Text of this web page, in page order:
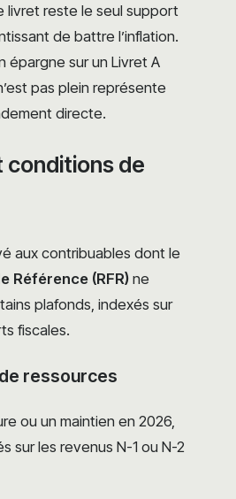
livret reste le seul support
de battre l’inflation.
épargne sur un Livret A
pas plein représente
directe.
conditions de
aux contribuables dont le
Référence (RFR) ne
plafonds, indexés sur
fiscales.
ressources
ou un maintien en 2026,
sur les revenus N-1 ou N-2